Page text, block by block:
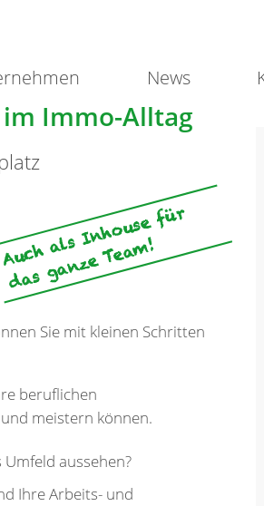
News
Immo-Alltag
A
u
c
h
a
l
s
I
n
h
o
u
s
e
f
ü
r
d
a
s
g
a
n
z
e
T
e
a
m!
Sie mit kleinen Schritten
beruflichen
meistern können.
aussehen?
Ihre Arbeits- und